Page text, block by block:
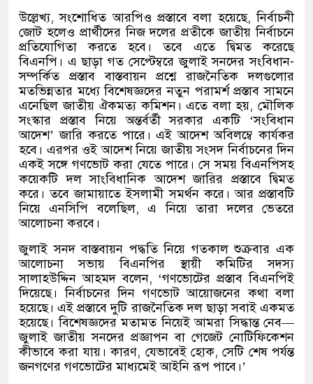
উল্লেখ্য, সংশোধিত আরপিও প্রস্তাবে বলা হয়েছে, নির্বাচনী
জোট হলেও প্রার্থীদের নিজ দলের প্রতীকে জাতীয় নির্বাচনে
প্রতিযোগিতা করতে হবে। তবে এতে দ্বিমত করেছে
বিএনপি। এ ছাড়া গত সেপ্টেম্বরে জুলাই সনদের সংবিধান-
সম্পর্কিত প্রস্তাব বাস্তবায়ন প্রশ্নে রাজনৈতিক দলগুলোর
মতভিন্নতার মধ্যে বিশেষজ্ঞদের নতুন পরামর্শ প্রস্তাব সামনে
এনেছিল জাতীয় ঐকমত্য কমিশন। এতে বলা হয়, মৌলিক
সংস্কার প্রস্তাব নিয়ে অন্তর্বর্তী সরকার একটি ‘সংবিধান
আদেশ’ জারি করতে পারে। এই আদেশ অবিলম্বে কার্যকর
হবে। এরপর ওই আদেশ নিয়ে জাতীয় সংসদ নির্বাচনের দিন
একই সঙ্গে গণভোট করা যেতে পারে। সে সময় বিএনপিসহ
কয়েকটি দল সাংবিধানিক আদেশ জারির প্রস্তাবে দ্বিমত
করে। তবে জামায়াতে ইসলামী সমর্থন করে। আর প্রস্তাবটি
নিয়ে এনসিপি বলেছিল, এ নিয়ে তারা দলের ভেতরে
আলোচনা করবে।
জুলাই সনদ বাস্তবায়ন পদ্ধতি নিয়ে গতকাল শুক্রবার এক
আলোচনা সভায় বিএনপির স্থায়ী কমিটির সদস্য
সালাহউদ্দিন আহমদ বলেন, ‘গণভোটের প্রস্তাব বিএনপিই
দিয়েছে। নির্বাচনের দিন গণভোট আয়োজনের কথা বলা
হয়েছে। এই প্রস্তাবে দুটি রাজনৈতিক দল ছাড়া সবাই একমত
হয়েছে। বিশেষজ্ঞদের মতামত নিয়েই আমরা সিদ্ধান্ত নেব—
জুলাই জাতীয় সনদের প্রজ্ঞাপন বা গেজেট নোটিফিকেশন
কীভাবে করা যায়। কারণ, যেভাবেই হোক, সেটি শেষ পর্যন্ত
জনগণের গণভোটের মাধ্যমেই আইনি রূপ পাবে।’